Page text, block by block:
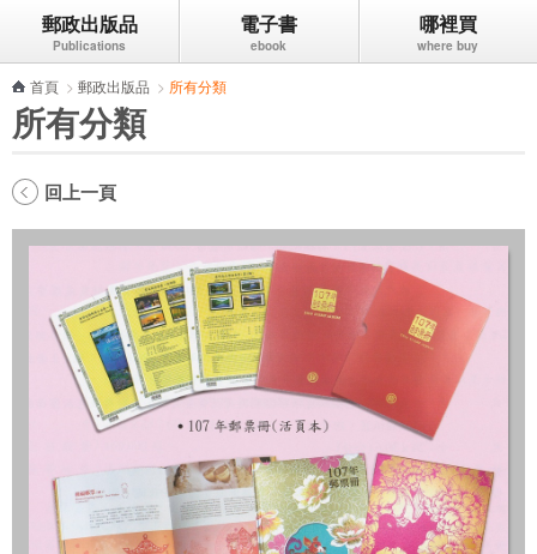
跳到主要內容區塊
郵政出版品 電子書 哪裡買
首頁 > 郵政出版品 > 所有分類
所有分類
回上一頁